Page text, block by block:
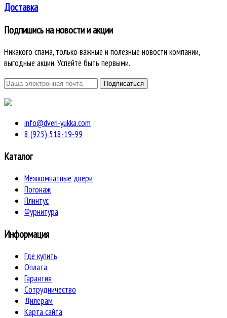
Доставка
Подпишись на новости и акции
Никакого спама, только важные и полезные новости компании,
выгодные акции. Успейте быть первыми.
info@dveri-yukka.com
8 (925) 518-19-99
Каталог
Межкомнатные двери
Погонаж
Плинтус
Фурнитура
Информация
Где купить
Оплата
Гарантия
Сотрудничество
Дилерам
Карта сайта